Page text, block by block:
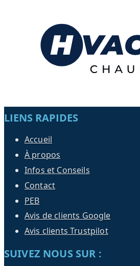
LIENS RAPIDES
Accueil
À propos
Infos et Conseils
Contact
PEB
Avis de clients Google
Avis clients Trustpilot
SUIVEZ NOUS SUR :